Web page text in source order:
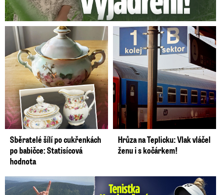
Sběratelé šílí po cukřenkách
po babičce: Statisícová
hodnota
Hrůza na Teplicku: Vlak vláčel
ženu i s kočárkem!
Vondroušová po šokujících odhaleních v kauze: Záhadný vzkaz!